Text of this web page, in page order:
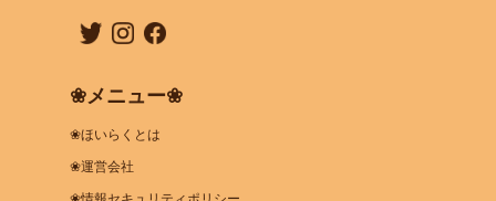
❀メニュー❀
❀ほいらくとは
❀運営会社